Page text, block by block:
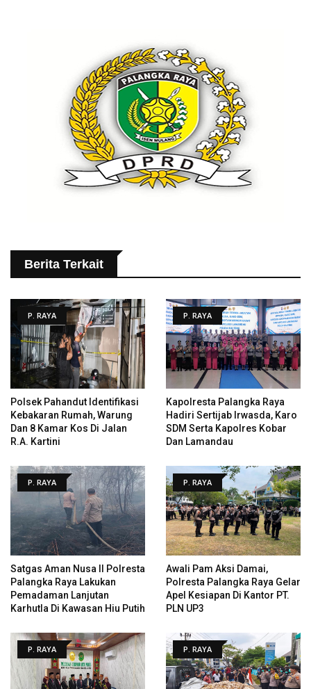
Berita Terkait
P. RAYA
Polsek Pahandut Identifikasi
Kebakaran Rumah, Warung
Dan 8 Kamar Kos Di Jalan
R.A. Kartini
P. RAYA
Kapolresta Palangka Raya
Hadiri Sertijab Irwasda, Karo
SDM Serta Kapolres Kobar
Dan Lamandau
P. RAYA
Satgas Aman Nusa II Polresta
Palangka Raya Lakukan
Pemadaman Lanjutan
Karhutla Di Kawasan Hiu Putih
P. RAYA
Awali Pam Aksi Damai,
Polresta Palangka Raya Gelar
Apel Kesiapan Di Kantor PT.
PLN UP3
P. RAYA P. RAYA